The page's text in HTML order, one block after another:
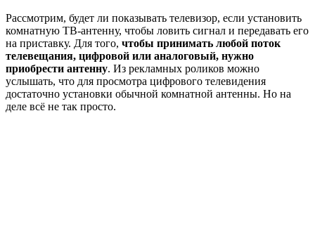
Рассмотрим, будет ли показывать телевизор, если установить
комнатную ТВ-антенну, чтобы ловить сигнал и передавать его
на приставку. Для того, чтобы принимать любой поток
телевещания, цифровой или аналоговый, нужно
приобрести антенну. Из рекламных роликов можно
услышать, что для просмотра цифрового телевидения
достаточно установки обычной комнатной антенны. Но на
деле всё не так просто.